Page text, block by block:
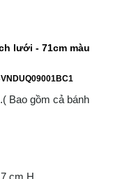
lưới - 71cm màu
VNDUQ09001BC1
Bao gồm cả bánh